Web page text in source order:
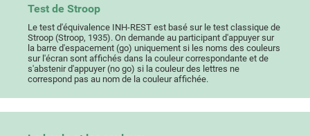
Test de Stroop
Le test d'équivalence INH-REST est basé sur le test classique de
Stroop (Stroop, 1935). On demande au participant d'appuyer sur
la barre d'espacement (go) uniquement si les noms des couleurs
sur l'écran sont affichés dans la couleur correspondante et de
s'abstenir d'appuyer (no go) si la couleur des lettres ne
correspond pas au nom de la couleur affichée.